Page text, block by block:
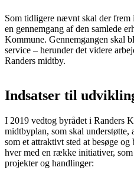
Som tidligere nævnt skal der frem
en gennemgang af den samlede
Kommune. Gennemgangen skal
service – herunder det videre
Randers midtby.
Indsatser til
I 2019 vedtog byrådet i Randers
midtbyplan, som skal
som et attraktivt sted at besøge
hver med en række initiativer,
projekter og handlinger: